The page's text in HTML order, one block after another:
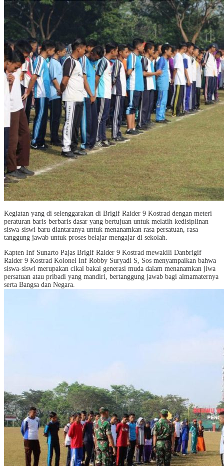
Kegiatan yang di selenggarakan di Brigif Raider 9 Kostrad dengan meteri
peraturan baris-berbaris dasar yang bertujuan untuk melatih kedisiplinan
siswa-siswi baru diantaranya untuk menanamkan rasa persatuan, rasa
tanggung jawab untuk proses belajar mengajar di sekolah.
Kapten Inf Sunarto Pajas Brigif Raider 9 Kostrad mewakili Danbrigif
Raider 9 Kostrad Kolonel Inf Robby Suryadi S, Sos menyampaikan bahwa
siswa-siswi merupakan cikal bakal generasi muda dalam menanamkan jiwa
persatuan atau pribadi yang mandiri, bertanggung jawab bagi almamaternya
serta Bangsa dan Negara.